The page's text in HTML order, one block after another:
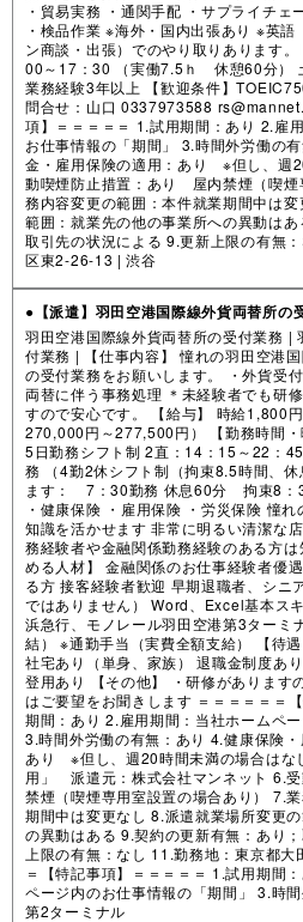
・貿易実務 ・通関手配 ・サプライチェ
・検品作業 ※海外・国内出張あり ※英
ン商談・出張）でのやり取りあります
00～17：30 （実働7.5ｈ 休憩60分）
業務経験3年以上 【歓迎条件】
問合せ：山口 0337973588
項】＝＝＝＝＝ 1.試用期間：あり 2.雇
お仕事情報の「期間」 3.時間外労働の
金・雇用保険の適用：あり ※但し、週
動喫煙防止措置：あり 屋内禁煙（喫煙
務内容変更の範囲：本件就業期間中は
範囲：就業先の他の事業所への異動は
取引先の状況による 9.更新上限の有無
区東2-26-13 |渋谷
●【派遣】羽田空港国際線外貨両替所の
羽田空港国際線外貨両替所の受付業務 |
付業務 | 【仕事内容】 憧れの羽田空港
の受付業務をお願いします。 ・外貨受
両替に伴う事務処理 ＊未経験者でも研
すので安心です。 【給与】 時給1,800
270,000円～277,500円） 【勤務時間
5日勤務シフト制 2直：14：15～22：
務 （4勤2休シフト制（拘束8.5時間、
ます： 7：30勤務 休息60分 拘束8：
・健康保険 ・雇用保険 ・労災保険 憧
知識を活かせます 非常に明るい清潔な
務経験者や金融関係勤務経験のある方
める人材】 金融関係のお仕事経験者優
る方 接客経験者歓迎 早期退職者、シニ
ではありません） Word、Excel基本ス
浜急行、モノレール羽田空港第3ターミ
結） ※通勤手当（実費全額支給） 【待
社宅あり（単身、家族） 退職金制度あ
登用あり 【その他】 ・研修があります
はご要望をお聞きします ＝＝＝＝＝＝
期間：あり 2.雇用期間：当社ホームペ
3.時間外労働の有無：あり 4.健康保険
あり ※但し、週20時間未満の場合はな
用」 派遣元：株式会社マンネット 6.
禁煙（喫煙専用室設置の場合あり） 7.
期間中は変更なし 8.派遣就業場所変更
の異動はある 9.契約の更新有無：あり
上限の有無：なし 11.勤務地：東京都
＝【特記事項】＝＝＝＝＝ 1.試用期間
ページ内のお仕事情報の「期間」 3.時
第2ターミナル